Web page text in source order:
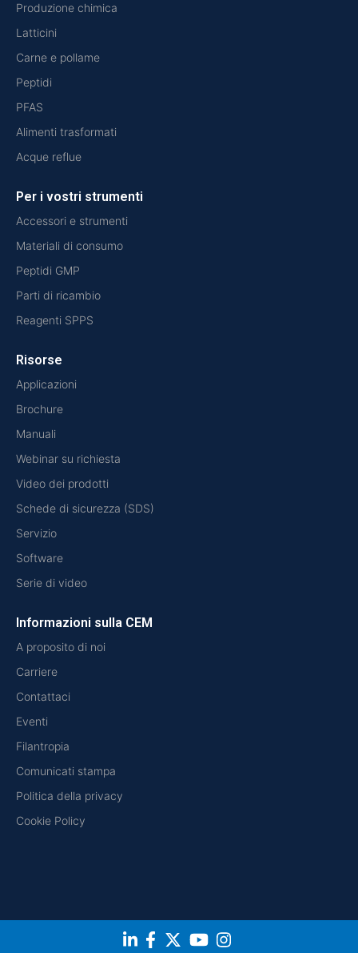
Produzione chimica
Latticini
Carne e pollame
Peptidi
PFAS
Alimenti trasformati
Acque reflue
Per i vostri strumenti
Accessori e strumenti
Materiali di consumo
Peptidi GMP
Parti di ricambio
Reagenti SPPS
Risorse
Applicazioni
Brochure
Manuali
Webinar su richiesta
Video dei prodotti
Schede di sicurezza (SDS)
Servizio
Software
Serie di video
Informazioni sulla CEM
A proposito di noi
Carriere
Contattaci
Eventi
Filantropia
Comunicati stampa
Politica della privacy
Cookie Policy